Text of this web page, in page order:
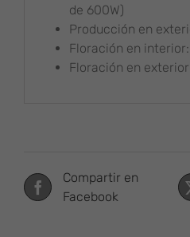
de 600W)
Producción en
Floración en
Floración en
Compartir en
Facebook